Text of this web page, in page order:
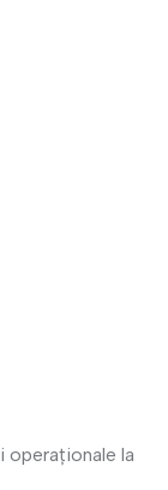
operaționale la